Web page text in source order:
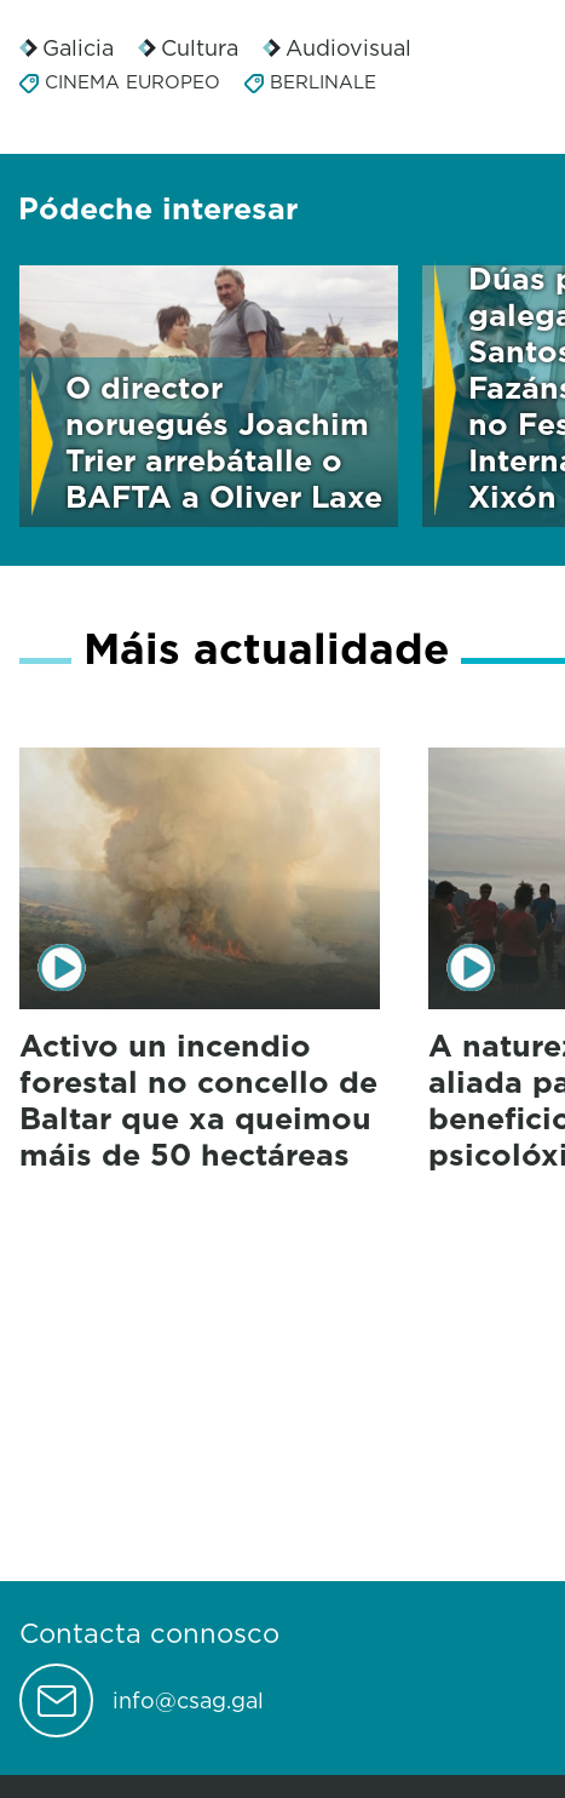
Galicia Cultura Audiovisual
CINEMA EUROPEO BERLINALE
Pódeche interesar
O director
noruegués Joachim
Trier arrebátalle o
BAFTA a Oliver Laxe
Dúas
no
Xixón
Máis actualidade
Activo un incendio
forestal no concello de
Baltar que xa queimou
máis de 50 hectáreas
A
aliada
Contacta connosco
info@csag.gal